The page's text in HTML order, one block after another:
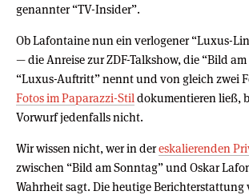
genannter “TV-Insider”.
Ob Lafontaine nun ein verlogener “Luxus-
— die Anreise zur ZDF-Talkshow, die “Bild
“Luxus-Auftritt” nennt und von gleich zwei
Fotos im Paparazzi-Stil dokumentieren ließ,
Vorwurf jedenfalls nicht.
Wir wissen nicht, wer in dereskalierenden
zwischen “Bild am Sonntag” und Oskar
Wahrheit sagt. Die heutige Berichterstattung